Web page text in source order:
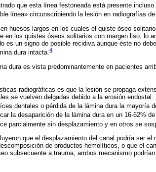
que esta línea festoneada está presente
línea» circunscribiendo la lesión en radiografías
huesos largos en los cuales el quiste óseo
en los quistes óseos solitarios con margen liso, lo
es un signo de posible recidiva aunque éste no
dura intacta.4
dura es vista predominantemente en pacientes
radiográficas es que la lesión se propaga
se vuelven delgadas debido a la erosión
dentales o pérdida de la lámina dura la mayoría
la desaparición de la lámina dura en un 16-62%
parcialmente sin desplazamiento y en otros se
que el desplazamiento del canal podría ser
de productos hemolíticos, o que el
subsecuente a trauma; ambos mecanismo